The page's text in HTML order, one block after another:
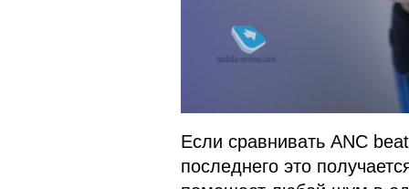
Если сравнивать ANC
последнего это